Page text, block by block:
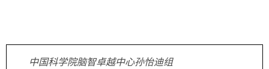
中国科学院脑智卓越中心孙怡迪组